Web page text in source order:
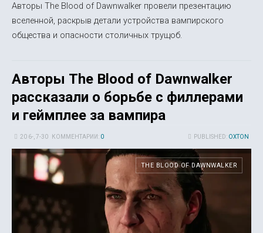
Авторы The Blood of Dawnwalker провели презентацию
вселенной, раскрыв детали устройства вампирского
общества и опасности столичных трущоб.
Авторы The Blood of Dawnwalker
рассказали о борьбе с филлерами
и геймплее за вампира
PUBLISHED: OXTON
20 6-, 7-30 КОММЕНТАРИИ: 0
THE BLOOD OF DAWNWALKER